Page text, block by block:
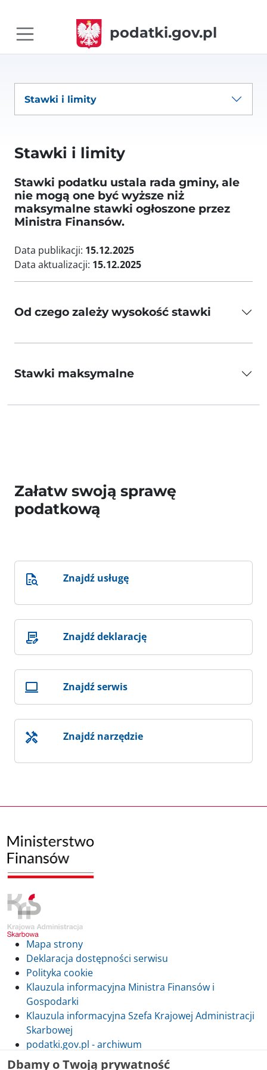
podatki.gov.pl
Stawki i limity
Stawki i limity
Stawki podatku ustala rada gminy, ale
nie mogą one być wyższe niż
maksymalne stawki ogłoszone przez
Ministra Finansów.
Data publikacji: 15.12.2025
Data aktualizacji: 15.12.2025
Od czego zależy wysokość stawki
Stawki maksymalne
Załatw swoją sprawę
podatkową
Znajdź usługę
Znajdź deklarację
Znajdź serwis
Znajdź narzędzie
Mapa strony
Deklaracja dostępności serwisu
Polityka cookie
Klauzula informacyjna Ministra Finansów i
Gospodarki
Klauzula informacyjna Szefa Krajowej Administracji
Skarbowej
podatki.gov.pl - archiwum
Dbamy o Twoją prywatność